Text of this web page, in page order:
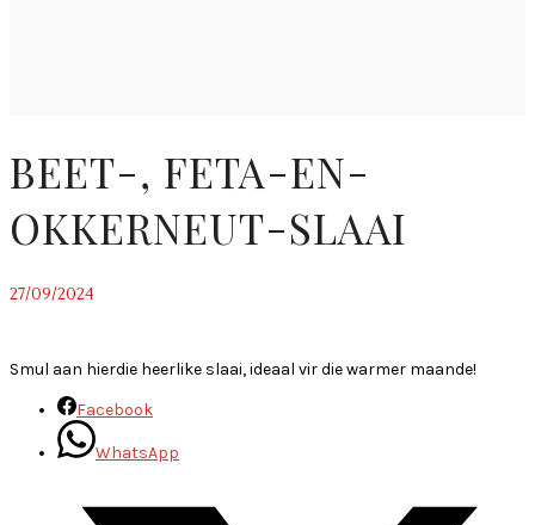
BEET-, FETA-EN-
OKKERNEUT-SLAAI
27/09/2024
Smul aan hierdie heerlike slaai, ideaal vir die warmer maande!
Facebook
WhatsApp